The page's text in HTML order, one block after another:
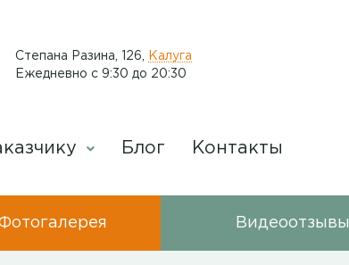
​Степана Разина, 126
Калуга
Ежедневно с 9:30 до 20:30
Блог Контакты
Видеоотзывы